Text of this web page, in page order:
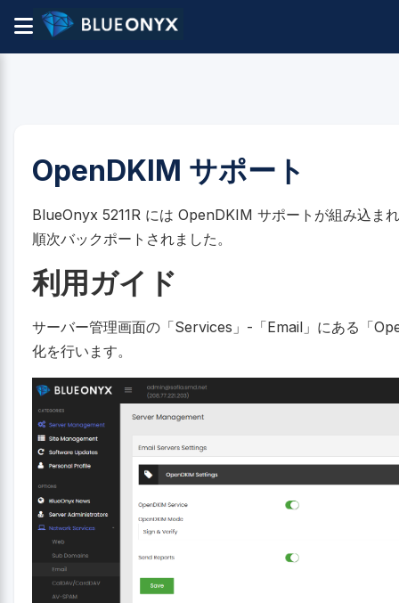
OpenDKIM サポート
BlueOnyx 5211R には OpenDKIM サポートが組み込ま
順次バックポートされました。
利用ガイド
サーバー管理画面の「Services」-「Email」にある「
化を行います。